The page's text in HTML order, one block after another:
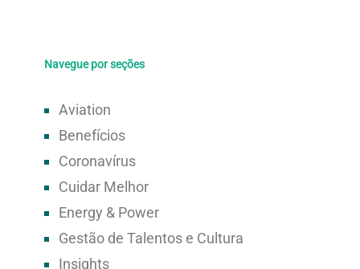
Navegue por seções
Aviation
Benefícios
Coronavírus
Cuidar Melhor
Energy & Power
Gestão de Talentos e Cultura
Insights